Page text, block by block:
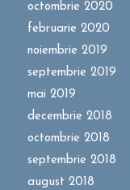
octombrie 2020
februarie 2020
noiembrie 2019
septembrie 2019
mai 2019
decembrie 2018
octombrie 2018
septembrie 2018
august 2018